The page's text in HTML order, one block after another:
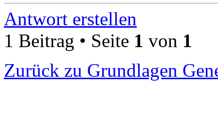
Antwort erstellen
1 Beitrag • Seite 1 von 1
Zurück zu Grundlagen